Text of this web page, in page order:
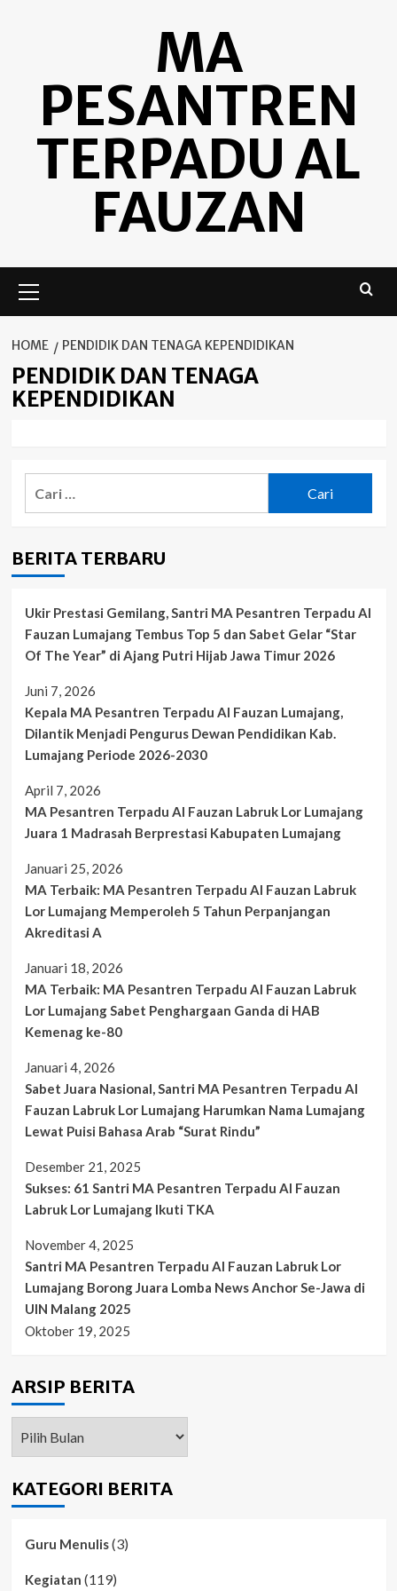
MA
PESANTREN
TERPADU AL
FAUZAN
Menu
HOME PENDIDIK DAN TENAGA KEPENDIDIKAN
PENDIDIK DAN TENAGA
KEPENDIDIKAN
BERITA TERBARU
Ukir Prestasi Gemilang, Santri MA Pesantren Terpadu Al
Fauzan Lumajang Tembus Top 5 dan Sabet Gelar “Star
Of The Year” di Ajang Putri Hijab Jawa Timur 2026
Juni 7, 2026
Kepala MA Pesantren Terpadu Al Fauzan Lumajang,
Dilantik Menjadi Pengurus Dewan Pendidikan Kab.
Lumajang Periode 2026-2030
April 7, 2026
MA Pesantren Terpadu Al Fauzan Labruk Lor Lumajang
Juara 1 Madrasah Berprestasi Kabupaten Lumajang
Januari 25, 2026
MA Terbaik: MA Pesantren Terpadu Al Fauzan Labruk
Lor Lumajang Memperoleh 5 Tahun Perpanjangan
Akreditasi A
Januari 18, 2026
MA Terbaik: MA Pesantren Terpadu Al Fauzan Labruk
Lor Lumajang Sabet Penghargaan Ganda di HAB
Kemenag ke-80
Januari 4, 2026
Sabet Juara Nasional, Santri MA Pesantren Terpadu Al
Fauzan Labruk Lor Lumajang Harumkan Nama Lumajang
Lewat Puisi Bahasa Arab “Surat Rindu”
Desember 21, 2025
Sukses: 61 Santri MA Pesantren Terpadu Al Fauzan
Labruk Lor Lumajang Ikuti TKA
November 4, 2025
Santri MA Pesantren Terpadu Al Fauzan Labruk Lor
Lumajang Borong Juara Lomba News Anchor Se-Jawa di
UIN Malang 2025
Oktober 19, 2025
ARSIP BERITA
KATEGORI BERITA
Guru Menulis(3)
Kegiatan (119)